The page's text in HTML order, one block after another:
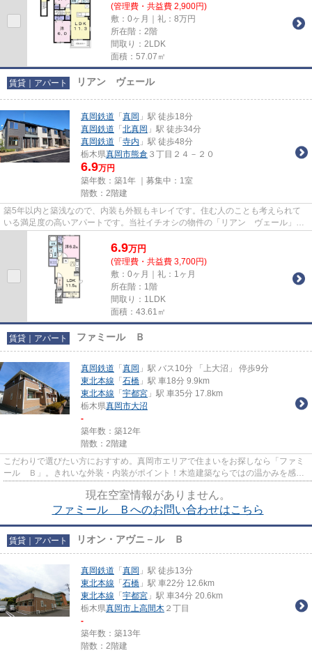
(管理費・共益費 2,900円)
敷：0ヶ月｜礼：8万円
所在階：2階
間取り：2LDK
面積：57.07㎡
賃貸｜アパート リアン ヴェール
真岡鉄道 「 真岡 」駅 徒歩18分
真岡鉄道 「 北真岡 」駅 徒歩34分
真岡鉄道 「 寺内 」駅 徒歩48分
栃木県真岡市熊倉 ３丁目２４－２０
6.9万円
築年数：築1年 ｜募集中： 1室
階数：2階建
築5年以内と築浅なので、内装も外観もキレイです。住む人のことも考えられて
いる満足度の高いアパートです。当社イチオシの物件の「リアン ヴェール」。
ぜひ一度ご覧ください。賃貸住...
6.9万円
(管理費・共益費 3,700円)
敷：0ヶ月｜礼：1ヶ月
所在階：1階
間取り：1LDK
面積：43.61㎡
賃貸｜アパート ファミール Ｂ
真岡鉄道 「 真岡 」駅 バス10分 「上大沼」 停歩9分
東北本線 「 石橋 」駅 車18分 9.9km
東北本線 「 宇都宮 」駅 車35分 17.8km
栃木県真岡市大沼
-
築年数：築12年
階数：2階建
こだわりで選びたい方におすすめ。真岡市エリアで住まいをお探しなら「ファミ
ール Ｂ」。きれいな外装・内装がポイント！木造建築ならではの温かみを感じ
現在空室情報がありません。
ファミール Ｂへのお問い合わせはこちら
賃貸｜アパート リオン・アヴニ－ル Ｂ
真岡鉄道 「 真岡 」駅 徒歩13分
東北本線 「 石橋 」駅 車22分 12.6km
東北本線 「 宇都宮 」駅 車34分 20.6km
栃木県真岡市上高間木 ２丁目
-
築年数：築13年
階数：2階建